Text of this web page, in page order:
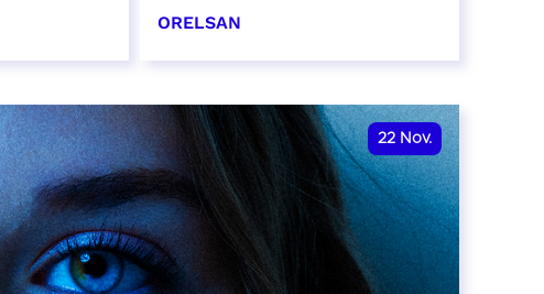
ORELSAN
RÉSERVER
22 Nov.